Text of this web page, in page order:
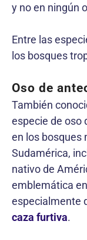
y no en ningún
Entre las
los bosques
Oso de
También
especie de oso
en los bosques
Sudamérica,
nativo de
emblemática
especialmente
caza furtiva.